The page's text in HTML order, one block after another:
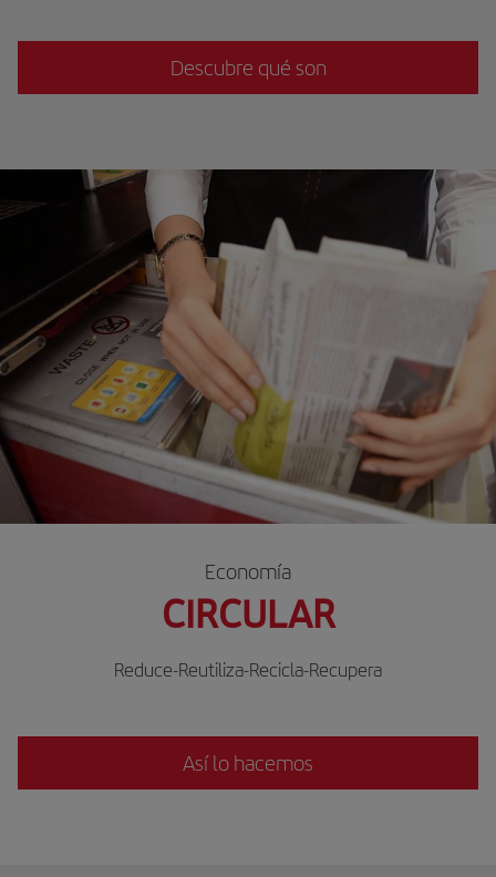
Descubre qué son
Economía
CIRCULAR
Reduce-Reutiliza-Recicla-Recupera
Así lo hacemos